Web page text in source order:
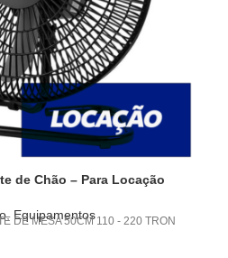
de Chão – Para Locação
, Equipamentos
DE MESA 50CM 110 - 220 TRON